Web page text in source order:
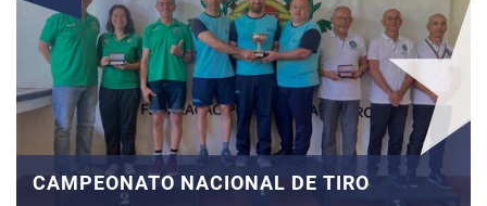
CAMPEONATO NACIONAL DE TIRO